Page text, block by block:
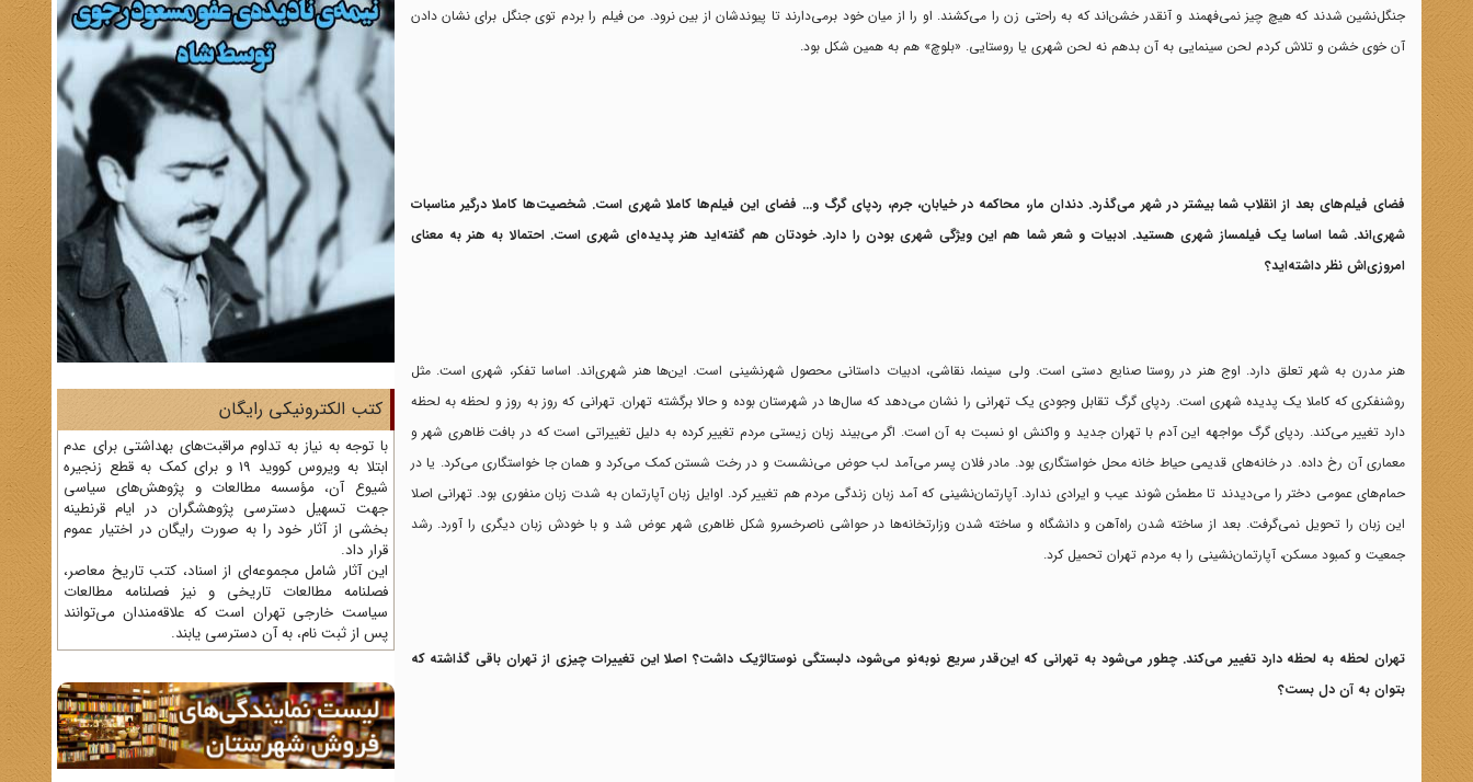
جنگل‌نشین شدند که هیچ چیز نمی‌فهمند و آنقدر خشن‌اند که به راحتی زن را می‌کشند. او را از میان خود بر‌می‌دارند تا پیوندشان از بین نرود. من فیلم را بردم توی جنگل برای نشان دادن
آن خوی خشن و تلاش کردم لحن سینمایی به آن بدهم نه لحن شهری یا روستایی. «بلوچ» هم به همین شکل بود.
فضای فیلم‌های بعد از انقلاب شما بیشتر در شهر می‌گذرد. دندان مار، محاکمه در خیابان، جرم، ردپای گرگ و... فضای این فیلم‌ها کاملا شهری است. شخصیت‌ها کاملا درگیر مناسبات
شهری‌اند. شما اساسا یک فیلمساز شهری هستید. ادبیات و شعر شما هم این ویژگی شهری بودن را دارد. خودتان هم گفته‌اید هنر پدیده‌ای شهری است. احتمالا به هنر به معنای
امروزی‌اش نظر داشته‌اید؟
هنر مدرن به شهر تعلق دارد. اوج هنر در روستا صنایع دستی است. ولی سینما، نقاشی‌‌، ادبیات داستانی محصول شهرنشینی است. این‌ها هنر شهری‌اند. اساسا تفکر، شهری است. مثل
روشنفکری که کاملا یک پدیده شهری است. ردپای گرگ تقابل وجودی یک تهرانی را نشان می‌دهد که سال‌ها در شهرستان بوده و حالا برگشته تهران. تهرانی که روز به‌ روز و لحظه به لحظه
دارد تغییر می‌کند. ردپای گرگ مواجهه این آدم با تهران جدید و واکنش او نسبت به آن است. اگر می‌بیند زبان زیستی مردم تغییر کرده به دلیل تغییراتی است که در بافت ظاهری شهر و
معماری آن رخ داده. در خانه‌های قدیمی حیاط خانه محل خواستگاری بود. مادر فلان پسر می‌آمد لب حوض می‌نشست و در رخت شستن کمک می‌کرد و همان جا خواستگاری می‌کرد. یا در
حمام‌های عمومی دختر را می‌دیدند تا مطمئن شوند عیب و ایرادی ندارد. آپارتمان‌نشینی که آمد زبان زندگی مردم هم تغییر کرد. اوایل زبان آپارتمان به شدت زبان منفوری بود. تهرانی اصلا
این زبان را تحویل نمی‌گرفت. بعد از ساخته شدن راه‌آهن و دانشگاه و ساخته شدن وزارتخانه‌ها در حواشی ناصرخسرو شکل ظاهری شهر عوض شد و با خودش زبان دیگری را آورد. رشد
جمعیت و کمبود مسکن، آپارتمان‌نشینی را به مردم تهران تحمیل کرد.
تهران لحظه به لحظه دارد تغییر می‌کند. چطور می‌شود به تهرانی که این‌قدر سریع نو‌به‌نو می‌شود، دلبستگی نوستالژیک داشت؟ اصلا این تغییرات چیزی از تهران باقی گذاشته که
بتوان به آن دل بست؟
کتب الکترونیکی رایگان
با توجه به نیاز به تداوم مراقبت‌های بهداشتی برای عدم
ابتلا به ویروس کووید 19 و برای کمک به قطع زنجیره
شیوع آن، مؤسسه مطالعات و پژوهش‌های سیاسی
جهت تسهیل دسترسی پژوهشگران در ایام قرنطینه
بخشی از آثار خود را به صورت رایگان در اختیار عموم
قرار داد.
این آثار شامل مجموعه‌ای از اسناد، کتب تاریخ معاصر،
فصلنامه‌ مطالعات تاریخی و نیز فصلنامه مطالعات
سیاست خارجی تهران است که علاقه‌مندان می‌توانند
پس از ثبت نام، به آن دسترسی یابند.